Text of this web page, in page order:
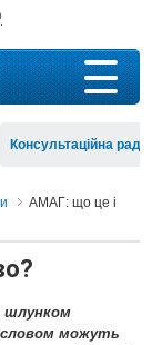
Консультаційна рада
АМАГ: що це і
шлунком
можуть